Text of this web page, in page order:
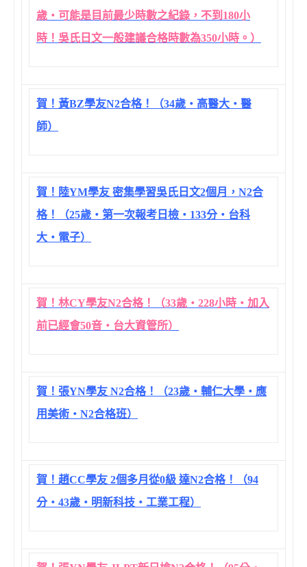
歲‧可能是目前最少時數之紀錄，不到180小
時！吳氏日文一般建議合格時數為350小時。）
賀！黃BZ學友N2合格！（34歲‧高醫大‧醫
師）
賀！陸YM學友 密集學習吳氏日文2個月，N2合
格！（25歲‧第一次報考日檢‧133分‧台科
大‧電子）
賀！林CY學友N2合格！（33歲‧228小時‧加入
前已經會50音‧台大資管所）
賀！張YN學友 N2合格！（23歲‧輔仁大學‧應
用美術‧N2合格班）
賀！趙CC學友 2個多月從0級 達N2合格！（94
分‧43歲‧明新科技‧工業工程）